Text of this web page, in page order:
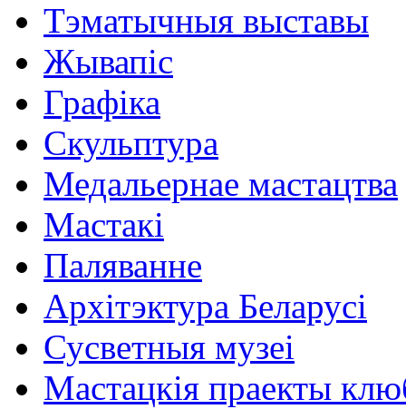
Тэматычныя выставы
Жывапіс
Графіка
Скульптура
Медальернае мастацтва
Мастакі
Паляванне
Архітэктура Беларусі
Сусветныя музеі
Мастацкія праекты